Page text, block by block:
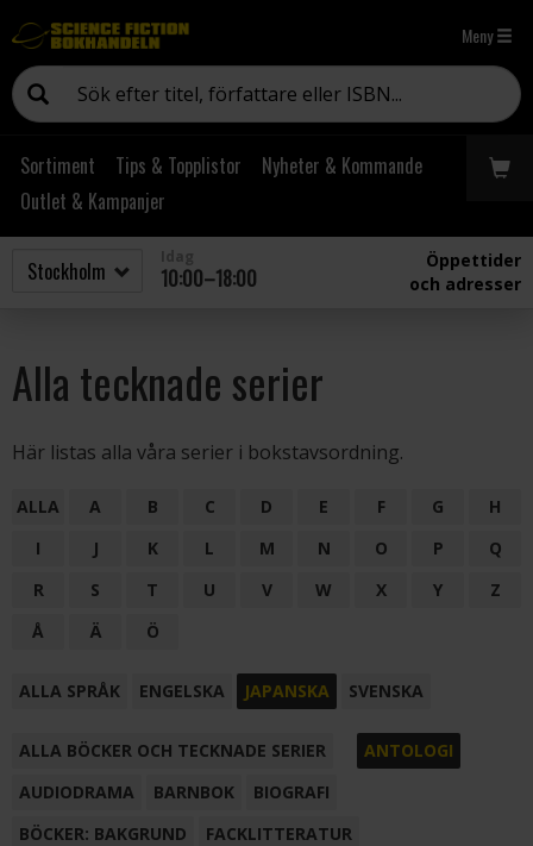
Meny
Sortiment Tips & Topplistor
Nyheter & Kommande
Outlet & Kampanjer
10:00–18:00
Öppettider
och adresser
Alla tecknade serier
Här listas alla våra serier i bokstavsordning.
ALLA A B C D E F G
H
I
J K L M N O P
Q
R
S T U V W X Y
Z
Å
Ä Ö
ALLA SPRÅK ENGELSKA JAPANSKA SVENSKA
ALLA BÖCKER OCH TECKNADE SERIER
ANTOLOGI
AUDIODRAMA
BARNBOK
BIOGRAFI
BÖCKER: BAKGRUND
FACKLITTERATUR